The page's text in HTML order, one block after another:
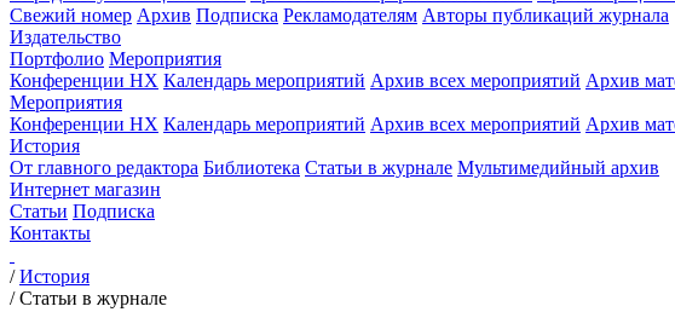
Свежий номер Архив Подписка Рекламодателям Авторы публикаций журнала
Издательство
Портфолио Мероприятия
Конференции НХ Календарь мероприятий Архив всех мероприятий Архив
Мероприятия
Конференции НХ Календарь мероприятий Архив всех мероприятий Архив
История
От главного редактора Библиотека Статьи в журнале Мультимедийный архив
Интернет магазин
Статьи Подписка
Контакты
/История
/Статьи в журнале